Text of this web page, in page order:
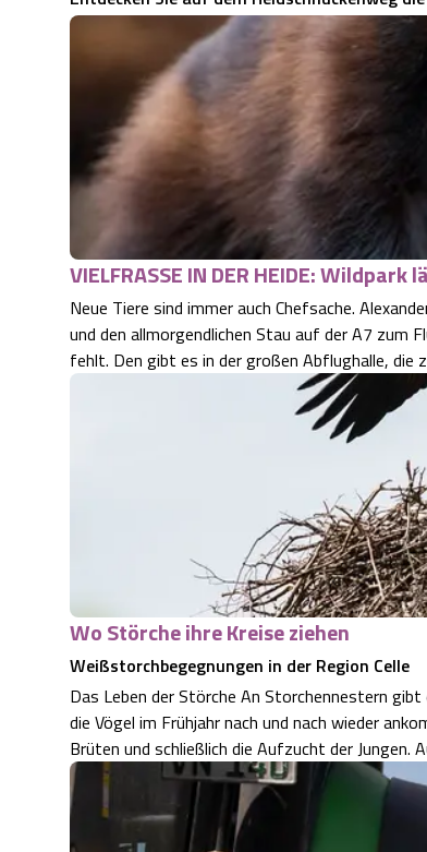
VIELFRASSE IN DER HEIDE:
Neue Tiere sind immer auch Chefsache.
und den allmorgendlichen Stau auf der A7 zum
fehlt. Den gibt es in der großen Abflughalle, die
Wo Störche ihre Kreise ziehen
Weißstorchbegegnungen in der Region Celle
Das Leben der Störche An Storchennestern
die Vögel im Frühjahr nach und nach wieder
Brüten und schließlich die Aufzucht der Jungen.